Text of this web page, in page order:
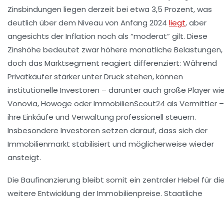
Zinsbindungen liegen derzeit bei etwa 3,5 Prozent, was
deutlich über dem Niveau von Anfang 2024 liegt, aber
angesichts der Inflation noch als “moderat” gilt. Diese
Zinshöhe bedeutet zwar höhere monatliche Belastungen,
doch das Marktsegment reagiert differenziert: Während
Privatkäufer stärker unter Druck stehen, können
institutionelle Investoren – darunter auch große Player
Vonovia, Howoge oder ImmobilienScout24 als Vermittler –
ihre Einkäufe und Verwaltung professionell steuern.
Insbesondere Investoren setzen darauf, dass sich der
Immobilienmarkt stabilisiert und möglicherweise wieder
ansteigt.
Die Baufinanzierung bleibt somit ein zentraler Hebel für
weitere Entwicklung der Immobilienpreise. Staatliche